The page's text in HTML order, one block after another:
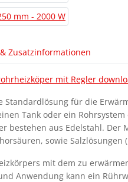
Zusatzinformationen
mit Regler
für die
Tank oder ein
bestehen aus Edelstahl. Der
sowie Salzlösungen
mit dem zu
Anwendung kann ein